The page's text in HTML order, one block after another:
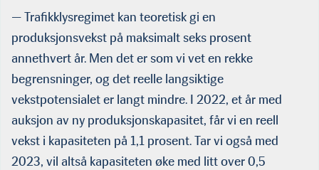
— Trafikklysregimet kan teoretisk gi en
produksjonsvekst på maksimalt seks prosent
annethvert år. Men det er som vi vet en rekke
begrensninger, og det reelle langsiktige
vekstpotensialet er langt mindre. I 2022, et år med
auksjon av ny produksjonskapasitet, får vi en reell
vekst i kapasiteten på 1,1 prosent. Tar vi også med
2023, vil altså kapasiteten øke med litt over 0,5